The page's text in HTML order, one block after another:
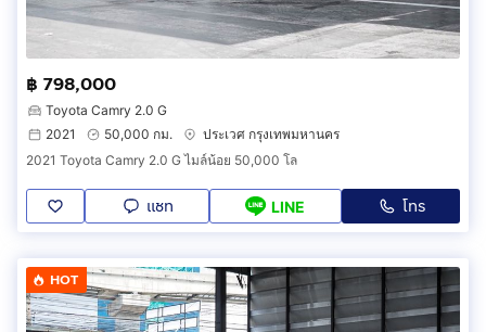
฿ 798,000
Toyota Camry 2.0 G
2021
50,000 กม.
ประเวศ กรุงเทพมหานคร
2021 Toyota Camry 2.0 G ไมล์น้อย 50,000 โล
แชท LINE โทร
HOT